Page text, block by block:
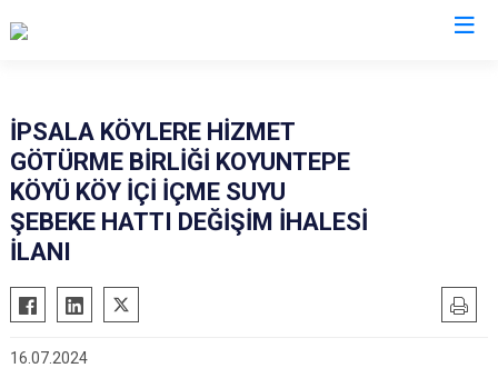
Enez
Havsa
İpsala
Lalapaşa
Meriç
İPSALA KÖYLERE HİZMET
GÖTÜRME BİRLİĞİ KOYUNTEPE
KÖYÜ KÖY İÇİ İÇME SUYU
ŞEBEKE HATTI DEĞİŞİM İHALESİ
İLANI
16.07.2024